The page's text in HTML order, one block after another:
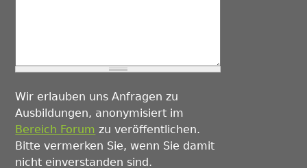
Wir erlauben uns Anfragen zu
Ausbildungen, anonymisiert im
Bereich Forum zu veröffentlichen.
Bitte vermerken Sie, wenn Sie damit
nicht einverstanden sind.